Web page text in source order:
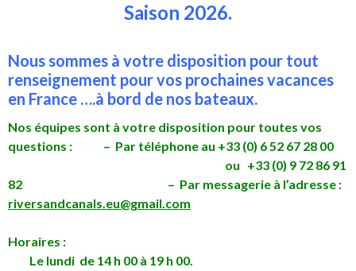
Saison 2026.
Nous sommes à votre disposition pour tout
renseignement pour vos prochaines vacances
en France ….à bord de nos bateaux.
Nos équipes sont à votre disposition pour toutes vos
questions : – Par téléphone au +33 (0) 6 52 67 28 00
ou +33 (0) 9 72 86 91
82 – Par messagerie à l’adresse :
riversandcanals.eu@gmail.com
Horaires :
Le lundi de 14 h 00 à 19 h 00.